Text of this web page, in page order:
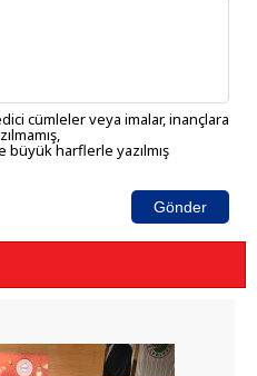
cümleler veya imalar, inançlara
büyük harflerle yazılmış
Gönder